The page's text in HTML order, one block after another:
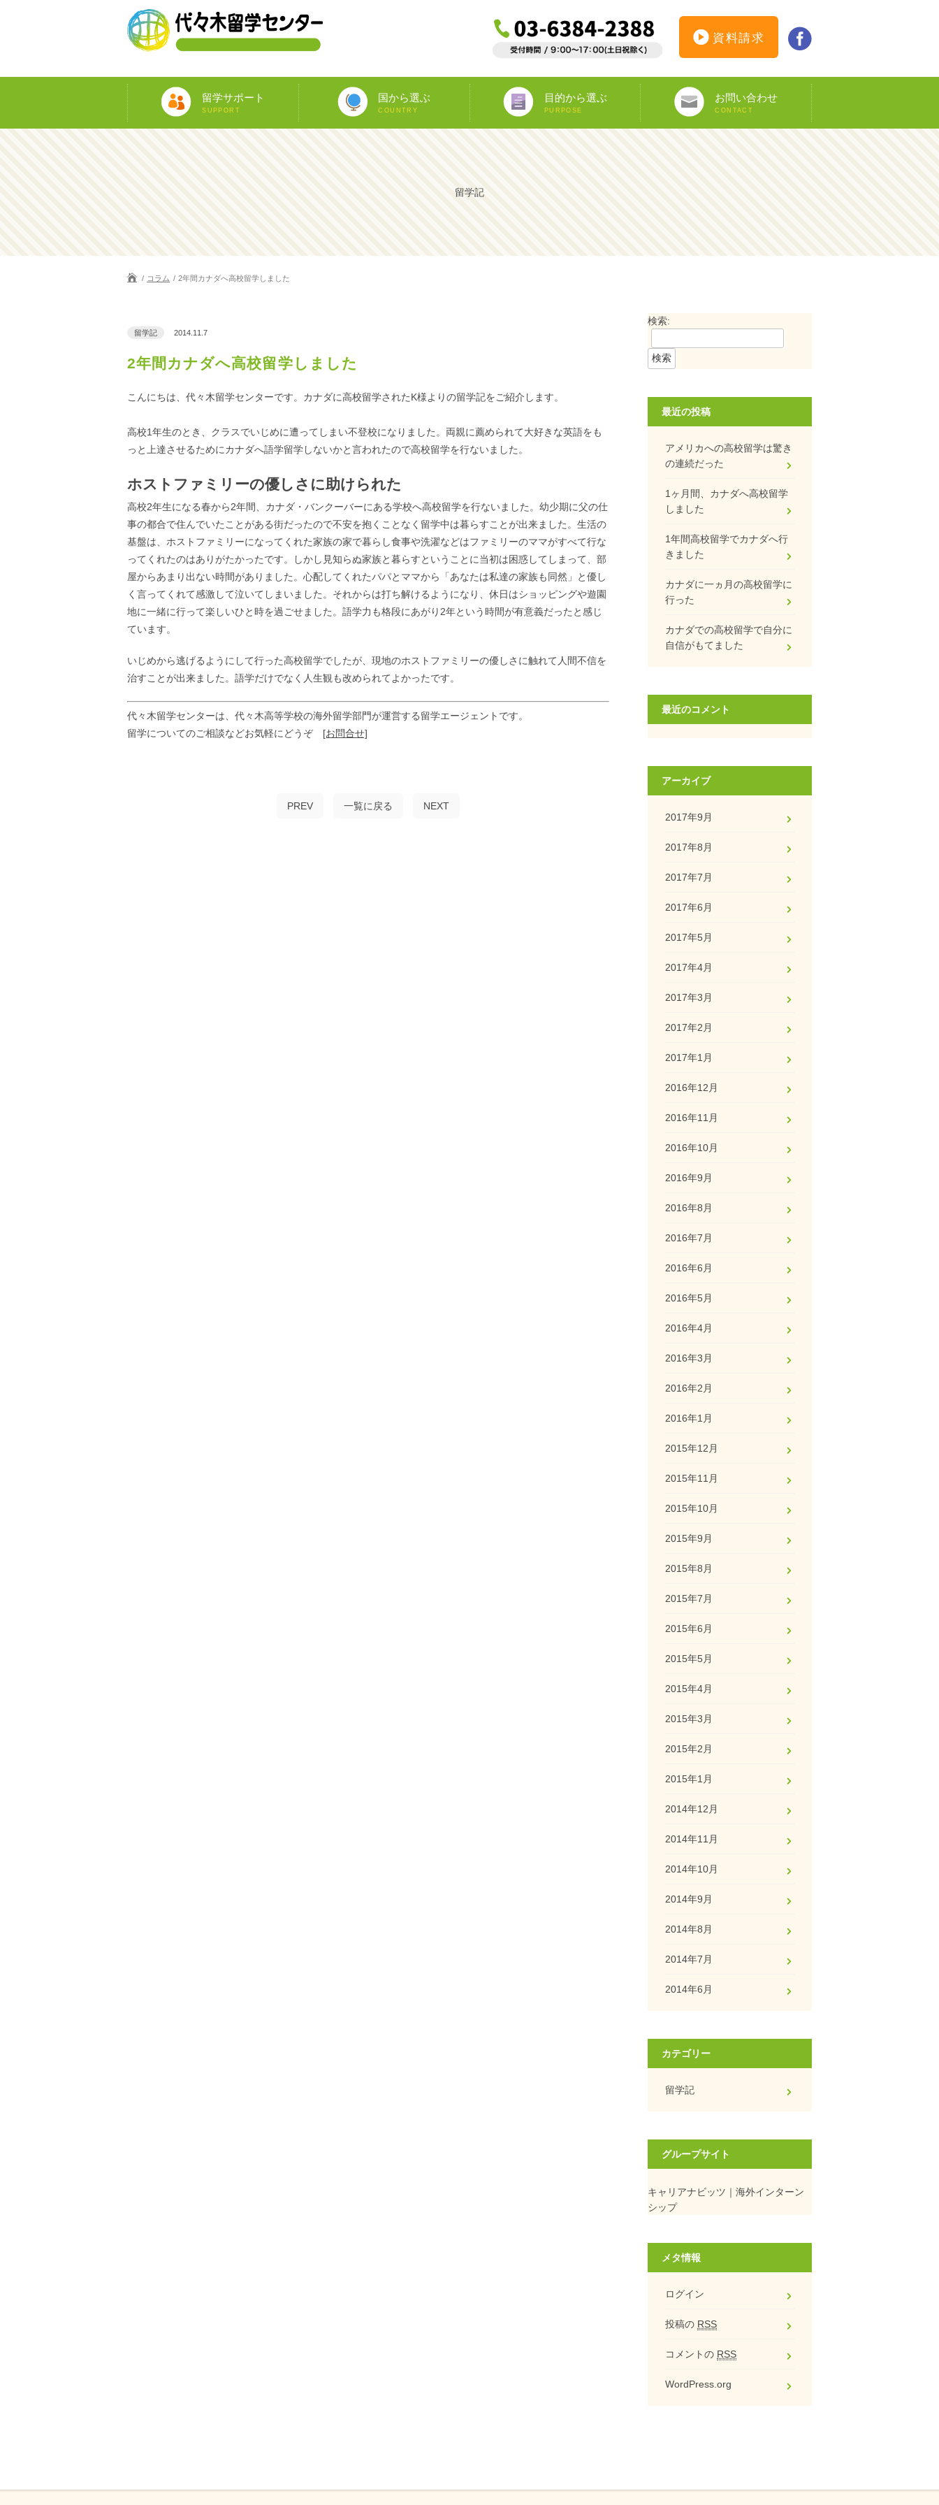
資料請求
留学サポート
SUPPORT
国から選ぶ
COUNTRY
アメリカ
カナダ
オーストラリア
ニュージーランド
イギリス
アイルランド
マルタ
イタリア
スペイン
フランス
ドイツ
南アフリカ
目的から選ぶ
PURPOSE
語学留学
教師宅ホームステイ
中学/高校正規留学
大学正規留学
専門留学
語学プラスα
海外ボランティア
海外インターンシップ
オペア
ワーキングホリデー
お問い合わせ
CONTACT
カウンセリング予約
資料請求
オンライン申し込み
インターンシップ仮登録
ビザ申請サポート
DS-160
留学記
コラム 2年間カナダへ高校留学しました
留学記 2014.11.7
2年間カナダへ高校留学しました
こんにちは、代々木留学センターです。カナダに高校留学されたK様よりの留学記をご紹介します。
高校1年生のとき、クラスでいじめに遭ってしまい不登校になりました。両親に薦められて大好きな英語をも
っと上達させるためにカナダへ語学留学しないかと言われたので高校留学を行ないました。
ホストファミリーの優しさに助けられた
高校2年生になる春から2年間、カナダ・バンクーバーにある学校へ高校留学を行ないました。幼少期に父の仕
事の都合で住んでいたことがある街だったので不安を抱くことなく留学中は暮らすことが出来ました。生活の
基盤は、ホストファミリーになってくれた家族の家で暮らし食事や洗濯などはファミリーのママがすべて行な
ってくれたのはありがたかったです。しかし見知らぬ家族と暮らすということに当初は困惑してしまって、部
屋からあまり出ない時間がありました。心配してくれたパパとママから「あなたは私達の家族も同然」と優し
く言ってくれて感激して泣いてしまいました。それからは打ち解けるようになり、休日はショッピングや遊園
地に一緒に行って楽しいひと時を過ごせました。語学力も格段にあがり2年という時間が有意義だったと感じ
ています。
いじめから逃げるようにして行った高校留学でしたが、現地のホストファミリーの優しさに触れて人間不信を
治すことが出来ました。語学だけでなく人生観も改められてよかったです。
代々木留学センターは、代々木高等学校の海外留学部門が運営する留学エージェントです。
留学についてのご相談などお気軽にどうぞ [お問合せ]
PREV 一覧に戻る NEXT
検索:
最近の投稿
アメリカへの高校留学は驚き
の連続だった
1ヶ月間、カナダへ高校留学
しました
1年間高校留学でカナダへ行
きました
カナダに一ヵ月の高校留学に
行った
カナダでの高校留学で自分に
自信がもてました
最近のコメント
アーカイブ
2017年9月
2017年8月
2017年7月
2017年6月
2017年5月
2017年4月
2017年3月
2017年2月
2017年1月
2016年12月
2016年11月
2016年10月
2016年9月
2016年8月
2016年7月
2016年6月
2016年5月
2016年4月
2016年3月
2016年2月
2016年1月
2015年12月
2015年11月
2015年10月
2015年9月
2015年8月
2015年7月
2015年6月
2015年5月
2015年4月
2015年3月
2015年2月
2015年1月
2014年12月
2014年11月
2014年10月
2014年9月
2014年8月
2014年7月
2014年6月
カテゴリー
留学記
グループサイト
キャリアナビッツ｜海外インターン
シップ
メタ情報
ログイン
投稿の RSS
コメントの RSS
WordPress.org